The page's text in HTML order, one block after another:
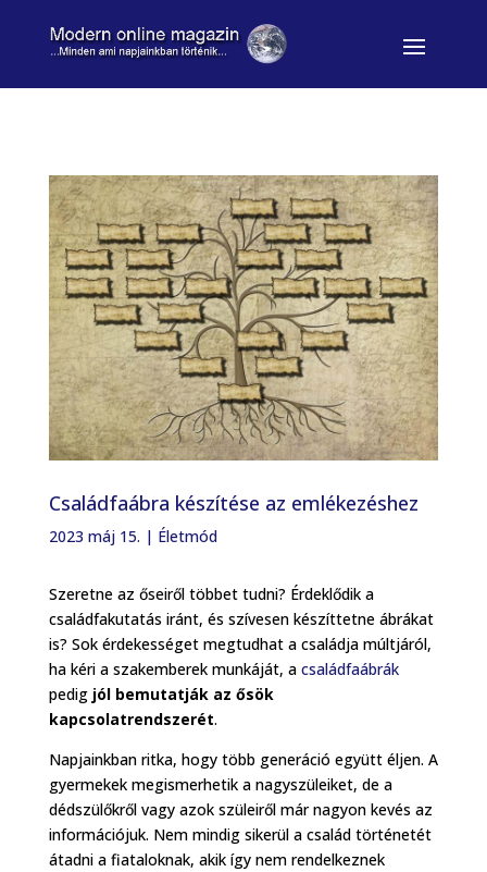
Családfaábra készítése az emlékezéshez
2023 máj 15. | Életmód
Szeretne az őseiről többet tudni? Érdeklődik a
családfakutatás iránt, és szívesen készíttetne ábrákat
is? Sok érdekességet megtudhat a családja múltjáról,
ha kéri a szakemberek munkáját, a családfaábrák
pedigjól bemutatják az ősök
kapcsolatrendszerét.
Napjainkban ritka, hogy több generáció együtt éljen. A
gyermekek megismerhetik a nagyszüleiket, de a
dédszülőkről vagy azok szüleiről már nagyon kevés az
információjuk. Nem mindig sikerül a család történetét
átadni a fiataloknak, akik így nem rendelkeznek